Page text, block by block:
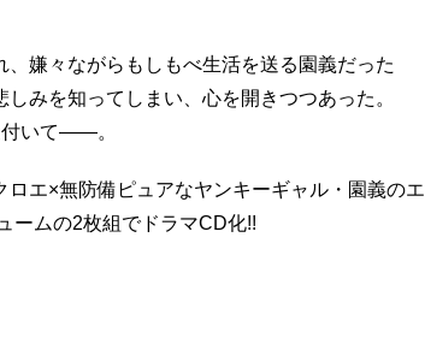
嫌々ながらもしもべ生活を送る園義だった
みを知ってしまい、心を開きつつあった。
付いて――。
エ×無防備ピュアなヤンキーギャル・園義のエ
ームの2枚組でドラマCD化!!